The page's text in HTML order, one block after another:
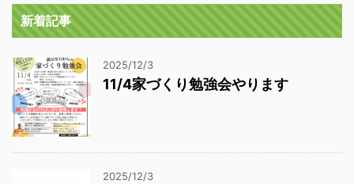
新着記事
2025/12/3
11/4家づくり勉強会やります
2025/12/3